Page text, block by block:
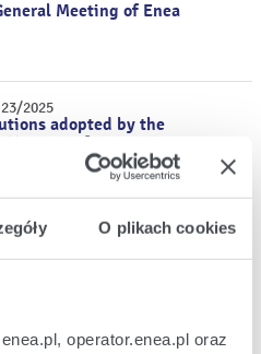
O plikach cookies
operator.enea.pl oraz
Meeting of Enea
2025
adopted by the
Meeting of Enea S.A.
2025
S.A. Ordinary General